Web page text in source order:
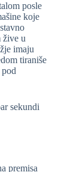
posle
koje
žive u
imaju
tiraniše
sekundi
premisa